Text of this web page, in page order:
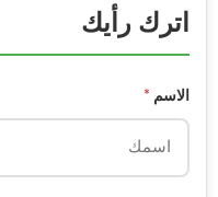
اترك رأيك
الاسم *